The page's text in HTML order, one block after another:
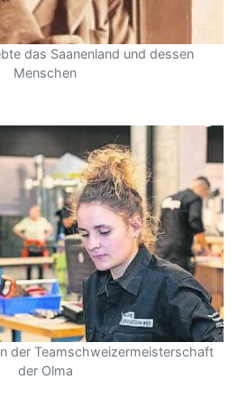
das Saanenland und dessen
Menschen
der Teamschweizermeisterschaft
der Olma